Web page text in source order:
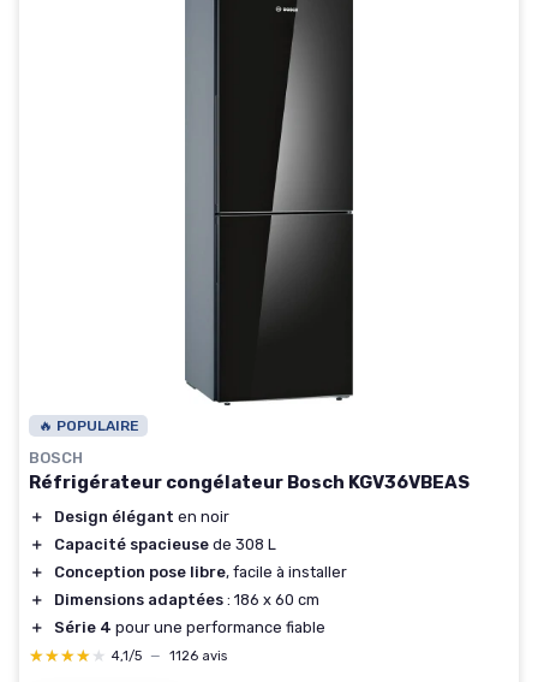
🔥 POPULAIRE
BOSCH
Réfrigérateur congélateur Bosch KGV36VBEAS
＋ Design élégant en noir
＋
Capacité spacieuse de 308 L
＋
Conception pose libre, facile à installer
＋
Dimensions adaptées : 186 x 60 cm
＋
Série 4 pour une performance fiable
★★★★★
★★★★★ 4,1/5 — 1126 avis